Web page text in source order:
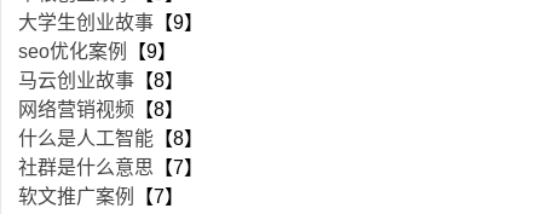
大学生创业故事 【9】
seo优化案例
【9】
马云创业故事 【8】
网络营销视频 【8】
什么是人工智能 【8】
社群是什么意思 【7】
软文推广案例
【7】